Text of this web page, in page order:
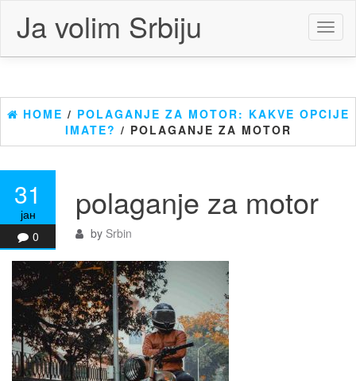
content
Ja volim Srbiju
HOME / POLAGANJE ZA MOTOR: KAKVE OPCIJE
IMATE? / POLAGANJE ZA MOTOR
31
јан
0
polaganje za motor
by Srbin